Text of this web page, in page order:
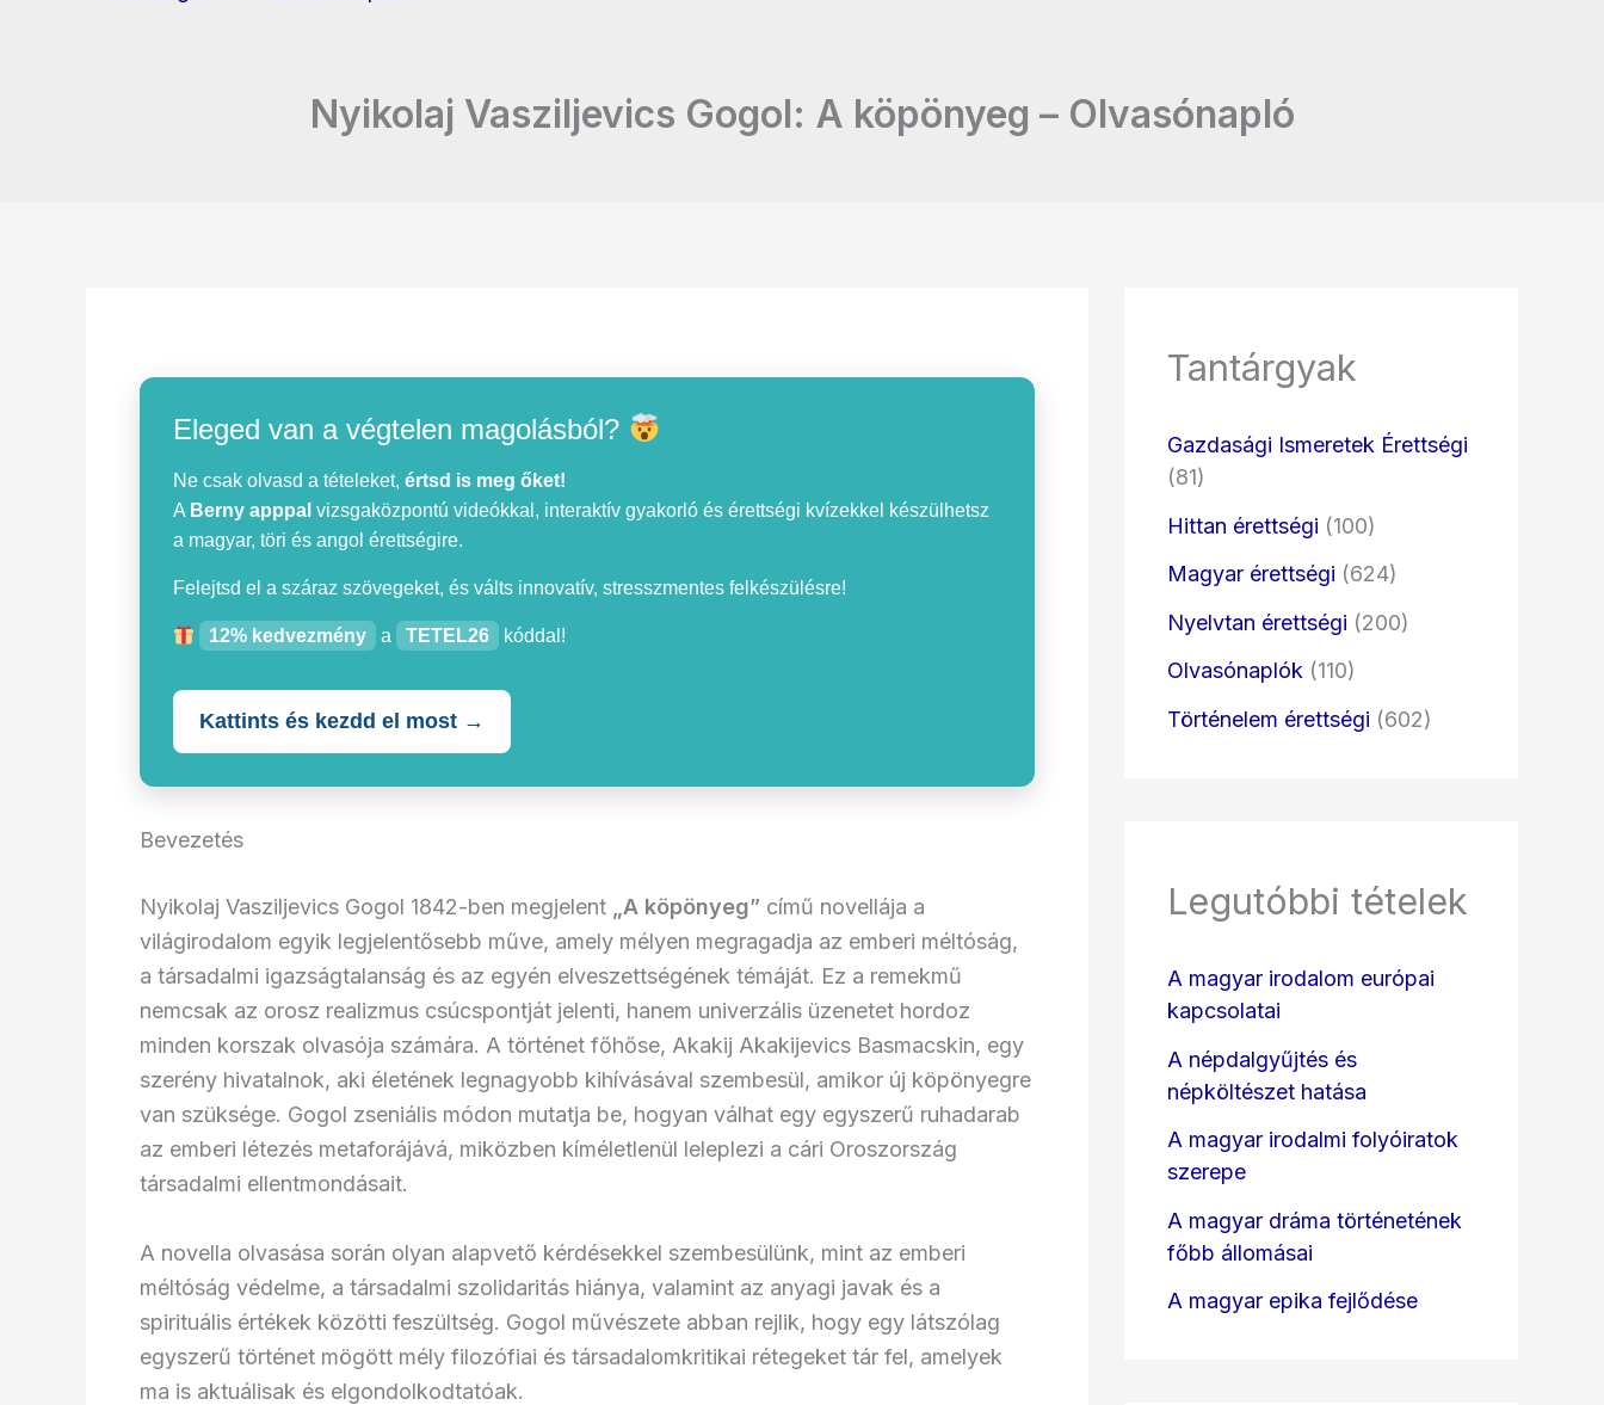
Nyikolaj Vasziljevics Gogol: A köpönyeg – Olvasónapló
Eleged van a végtelen magolásból?
Ne csak olvasd a tételeket, értsd is meg őket!
A Berny apppal vizsgaközpontú videókkal, interaktív gyakorló és érettségi kvízekkel készülhetsz
a magyar, töri és angol érettségire.
Felejtsd el a száraz szövegeket, és válts innovatív, stresszmentes felkészülésre!
12% kedvezmény a TETEL26 kóddal!
Kattints és kezdd el most →
Bevezetés
Nyikolaj Vasziljevics Gogol 1842-ben megjelent „A köpönyeg” című novellája a
világirodalom egyik legjelentősebb műve, amely mélyen megragadja az emberi méltóság,
a társadalmi igazságtalanság és az egyén elveszettségének témáját. Ez a remekmű
nemcsak az orosz realizmus csúcspontját jelenti, hanem univerzális üzenetet hordoz
minden korszak olvasója számára. A történet főhőse, Akakij Akakijevics Basmacskin, egy
szerény hivatalnok, aki életének legnagyobb kihívásával szembesül, amikor új köpönyegre
van szüksége. Gogol zseniális módon mutatja be, hogyan válhat egy egyszerű ruhadarab
az emberi létezés metaforájává, miközben kíméletlenül leleplezi a cári Oroszország
társadalmi ellentmondásait.
A novella olvasása során olyan alapvető kérdésekkel szembesülünk, mint az emberi
méltóság védelme, a társadalmi szolidaritás hiánya, valamint az anyagi javak és a
spirituális értékek közötti feszültség. Gogol művészete abban rejlik, hogy egy látszólag
egyszerű történet mögött mély filozófiai és társadalomkritikai rétegeket tár fel, amelyek
ma is aktuálisak és elgondolkodtatóak.
Tantárgyak
Gazdasági Ismeretek Érettségi
(81)
Hittan érettségi (100)
Magyar érettségi (624)
Nyelvtan érettségi (200)
Olvasónaplók (110)
Történelem érettségi (602)
Legutóbbi tételek
A magyar irodalom európai
kapcsolatai
A népdalgyűjtés és
népköltészet hatása
A magyar irodalmi folyóiratok
szerepe
A magyar dráma történetének
főbb állomásai
A magyar epika fejlődése